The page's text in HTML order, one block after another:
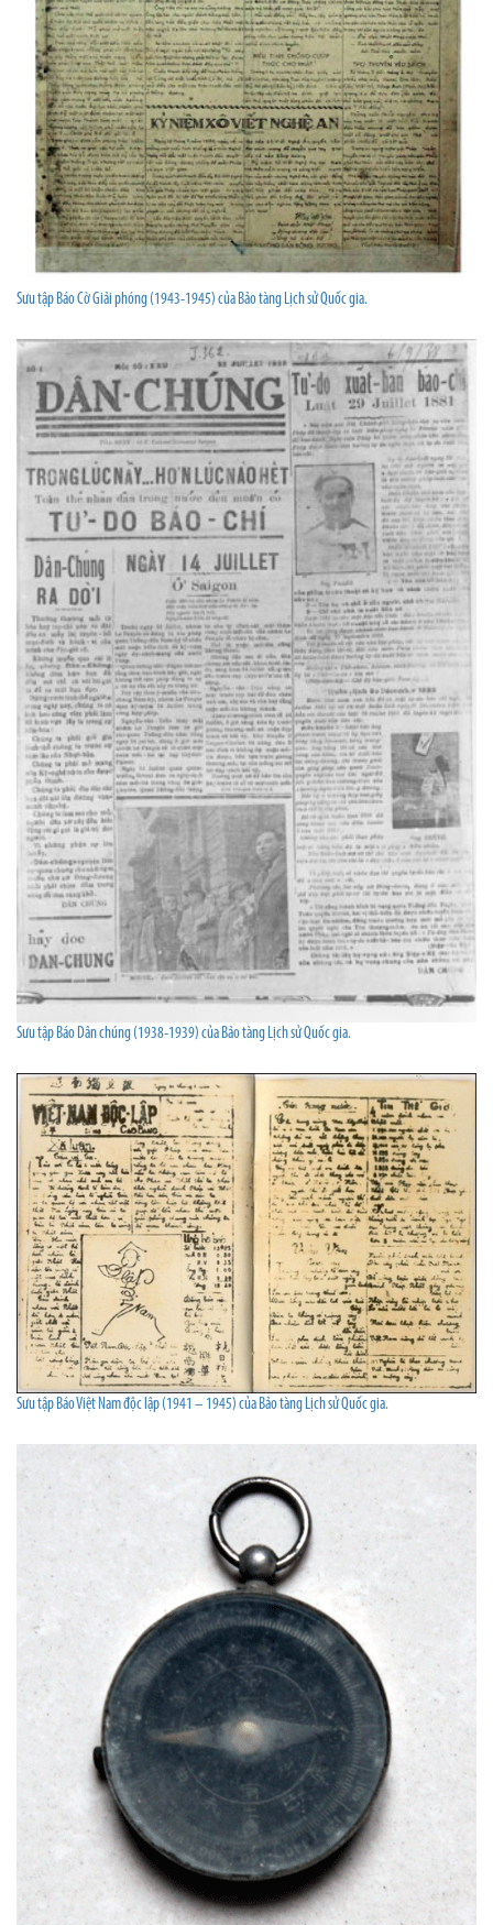
Sưu tập Báo Cờ Giải phóng (1943-1945) của Bảo tàng Lịch sử Quốc gia.
Sưu tập Báo Dân chúng (1938-1939) của Bảo tàng Lịch sử Quốc gia.
Sưu tập Báo Việt Nam độc lập (1941 – 1945) của Bảo tàng Lịch sử Quốc gia.